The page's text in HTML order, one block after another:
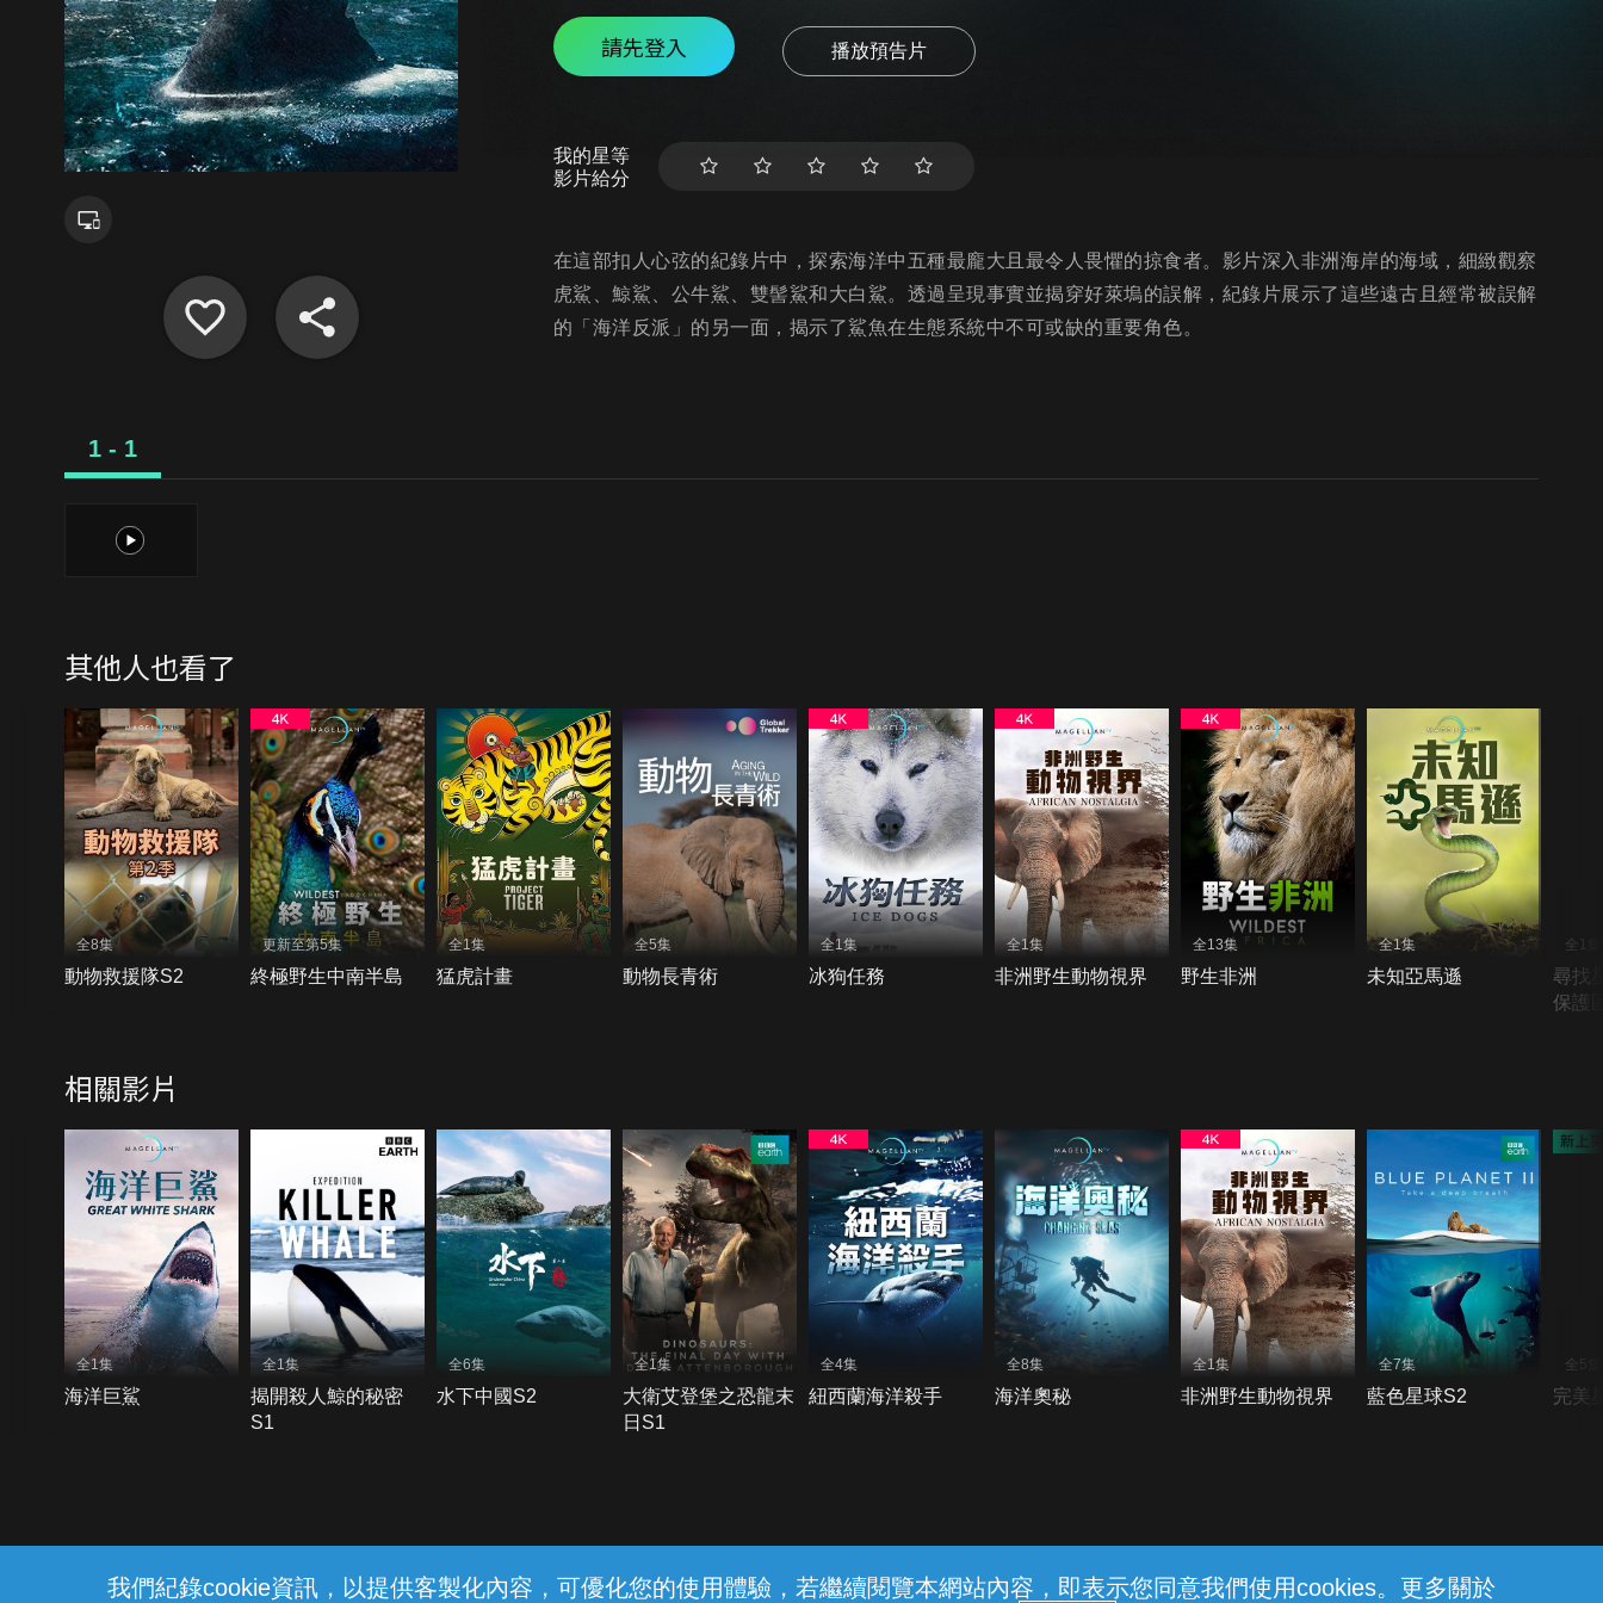
我們紀錄cookie資訊，以提供客製化內容，可優化您的使用體驗，若繼續閱覽本網站內容，即表示您同意我們使用cookies。更多關於
請先登入 播放預告片
我的星等
影片給分
在這部扣人心弦的紀錄片中，探索海洋中五種最龐大且最令人畏懼的掠食者。影片深入非洲海岸的海域，細緻觀察
虎鯊、鯨鯊、公牛鯊、雙髻鯊和大白鯊。透過呈現事實並揭穿好萊塢的誤解，紀錄片展示了這些遠古且經常被誤解
的「海洋反派」的另一面，揭示了鯊魚在生態系統中不可或缺的重要角色。
1 - 1
1
其他人也看了
全8集
動物救援隊S2
更新至第5集
終極野生中南半島
全1集
猛虎計畫
全5集
動物長青術
全1集
冰狗任務
全1集
非洲野生動物視界
全13集
野生非洲
全1集
未知亞馬遜
全1集
尋找
保護
相關影片
全1集
海洋巨鯊
全1集
揭開殺人鯨的秘密
S1
全6集
水下中國S2
全1集
大衛艾登堡之恐龍末
日S1
全4集
紐西蘭海洋殺手
全8集
海洋奧秘
全1集
非洲野生動物視界
全7集
藍色星球S2
全5集
完美
線上客服 服務條款 隱私權保護